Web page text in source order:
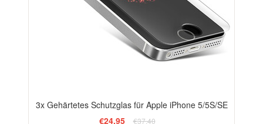
3x Gehärtetes Schutzglas für Apple iPhone 5/5S/SE
€24,95
€37,40